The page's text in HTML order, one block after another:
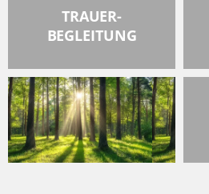
TRAUER-
BEGLEITUNG